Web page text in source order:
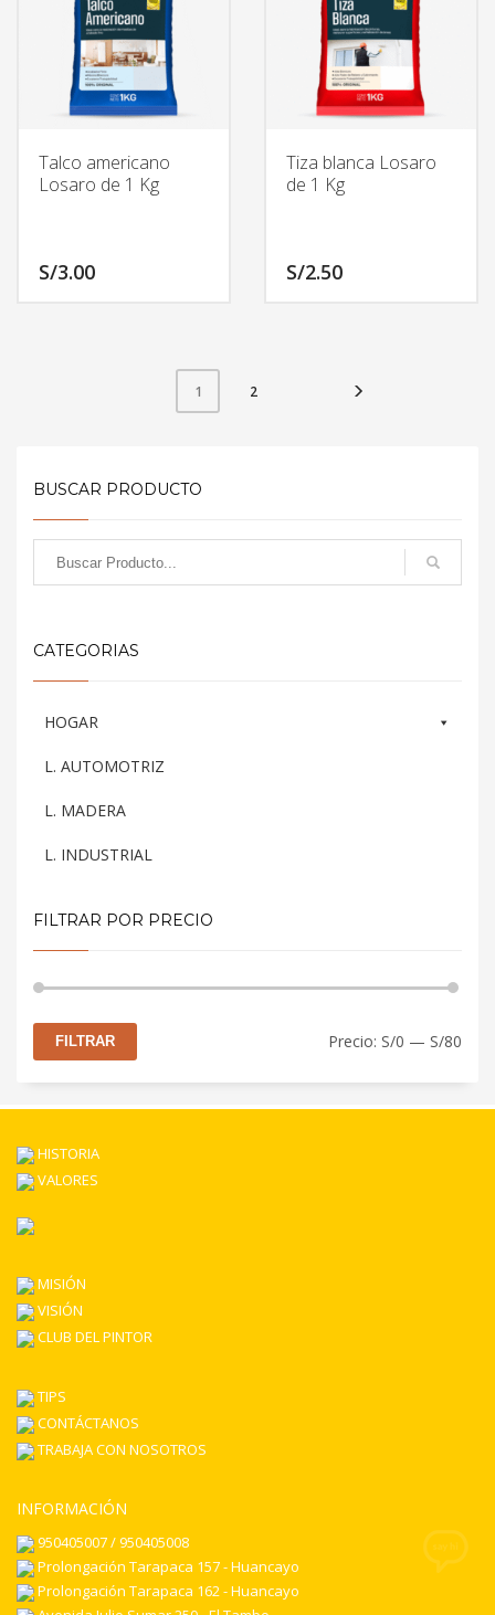
Talco americano
Losaro de 1 Kg
S/3.00
Tiza blanca Losaro
de 1 Kg
S/2.50
1 2
BUSCAR PRODUCTO
CATEGORIAS
HOGAR
L. AUTOMOTRIZ
L. MADERA
L. INDUSTRIAL
FILTRAR POR PRECIO
FILTRAR Precio: S/0 — S/80
HISTORIA
VALORES
MISIÓN
VISIÓN
CLUB DEL PINTOR
TIPS
CONTÁCTANOS
TRABAJA CON NOSOTROS
INFORMACIÓN
950405007 / 950405008
Prolongación Tarapaca 157 - Huancayo
Prolongación Tarapaca 162 - Huancayo